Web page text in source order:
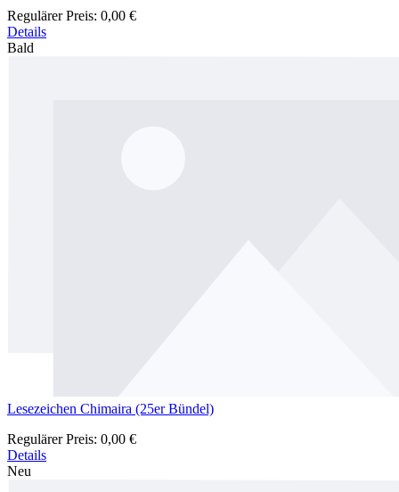
Regulärer Preis: 0,00 €
Details
Bald
Lesezeichen Chimaira (25er Bündel)
Regulärer Preis: 0,00 €
Details
Neu